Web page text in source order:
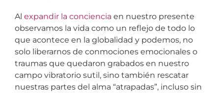
Al expandir la conciencia en nuestro presente
observamos la vida como un reflejo de todo lo
que acontece en la globalidad y podemos, no
solo liberarnos de conmociones emocionales o
traumas que quedaron grabados en nuestro
campo vibratorio sutil, sino también rescatar
nuestras partes del alma “atrapadas”, incluso sin